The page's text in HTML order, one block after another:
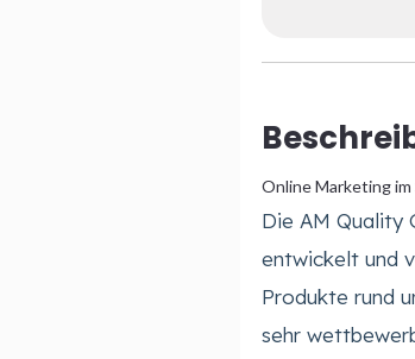
Online Marketing
Die AM Quality
entwickelt und
Produkte rund
sehr